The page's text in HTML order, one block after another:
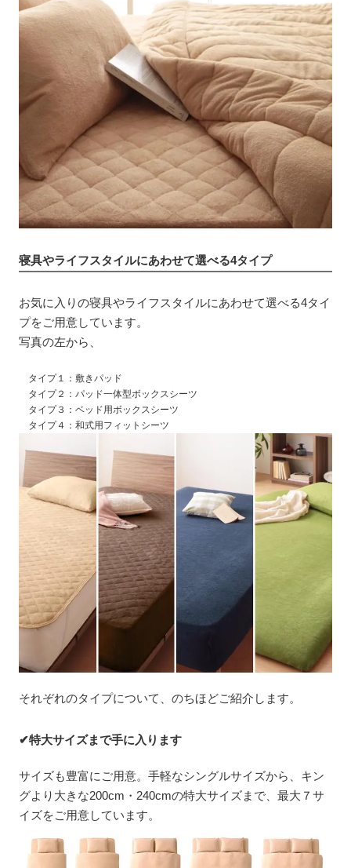
寝具やライフスタイルにあわせて選べる4タイプ
お気に入りの寝具やライフスタイルにあわせて選べる4タイ
プをご用意しています。
写真の左から、
タイプ１：敷きパッド
タイプ２：パッド一体型ボックスシーツ
タイプ３：ベッド用ボックスシーツ
タイプ４：和式用フィットシーツ
それぞれのタイプについて、のちほどご紹介します。
✔特大サイズまで手に入ります
サイズも豊富にご用意。手軽なシングルサイズから、キン
グより大きな200cm・240cmの特大サイズまで、最大７サ
イズをご用意しています。